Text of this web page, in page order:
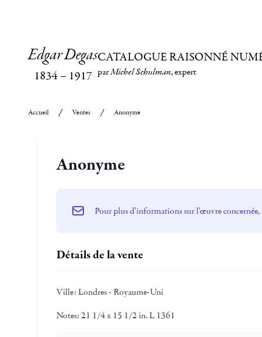
Edgar Degas
1834– 1917
CATALOGUE RAISONNÉ
parMichel Schulman, expert
Accueil Ventes Anonyme
Anonyme
Pour plus d'informations sur l'œuvre concernée,
Détails de la vente
Ville: Londres - Royaume-Uni
Notes: 21 1/4 x 15 1/2 in. L 1361